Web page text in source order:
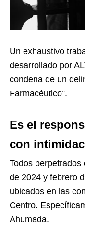
Un exhaustivo
desarrollado por
condena de un
Farmacéutico”.
Es el
con
Todos perpetrados
de 2024 y febrero
ubicados en las
Centro.
Ahumada.